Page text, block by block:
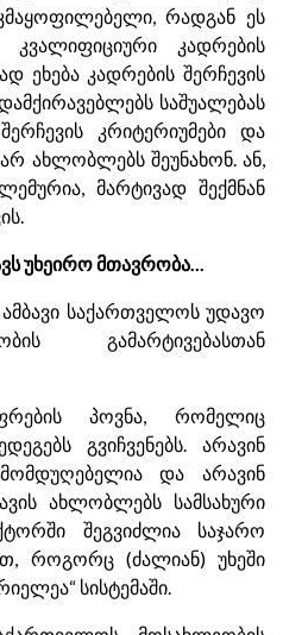
რადგან ეს
კვალიფიციური კადრების
ეხება კადრების შერჩევის
საშუალებას
კრიტერიუმები და
ახლობლებს შეუნახონ. ან,
მარტივად შექმნან
უხეირო მთავრობა...
საქართველოს უდავო
გამარტივებასთან
პოვნა, რომელიც
გვიჩვენებს. არავინ
და არავინ
ახლობლებს სამსახური
შეგვიძლია საჯარო
როგორც (ძალიან) უხეში
სისტემაში.